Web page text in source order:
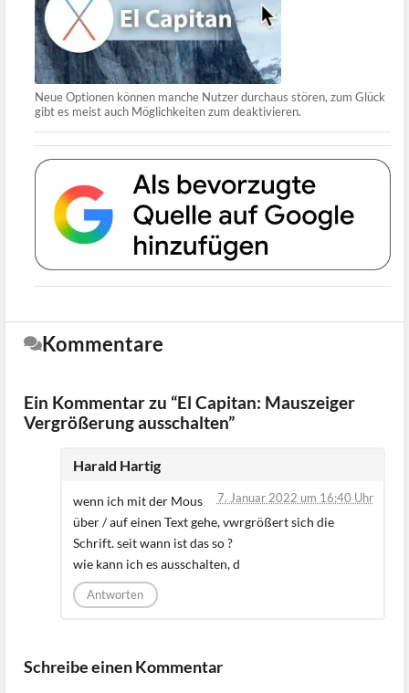
Neue Optionen können manche Nutzer durchaus stören, zum Glück
gibt es meist auch Möglichkeiten zum deaktivieren.
Kommentare
Ein Kommentar zu “El Capitan: Mauszeiger
Vergrößerung ausschalten”
Harald Hartig
7. Januar 2022 um 16:40 Uhr
wenn ich mit der Mous
über / auf einen Text gehe, vwrgrößert sich die
Schrift. seit wann ist das so ?
wie kann ich es ausschalten, d
Antworten
Schreibe einen Kommentar